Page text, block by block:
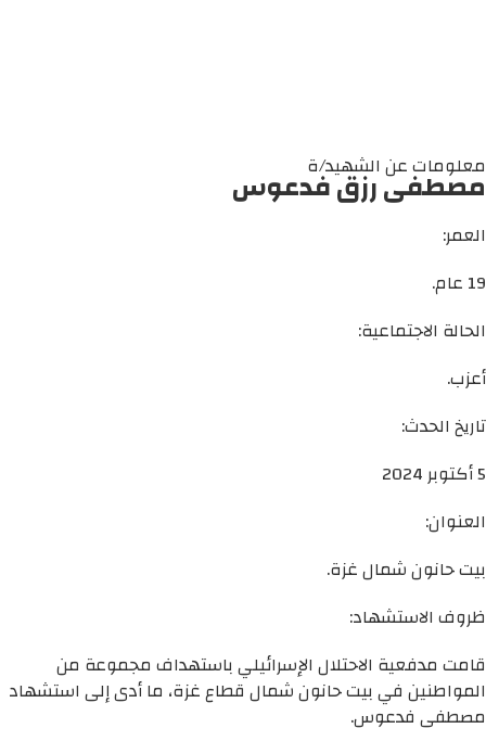
معلومات عن الشهيد/ة
مصطفى رزق فدعوس
العمر:
19 عام.
الحالة الاجتماعية:
أعزب.
تاريخ الحدث:
5 أكتوبر 2024
العنوان:
بيت حانون شمال غزة.
ظروف الاستشهاد:
قامت مدفعية الاحتلال الإسرائيلي باستهداف مجموعة من
المواطنين في بيت حانون شمال قطاع غزة، ما أدى إلى استشهاد
مصطفى فدعوس.